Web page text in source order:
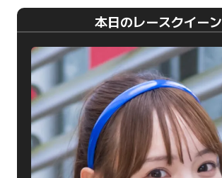
本日のレースクイーン